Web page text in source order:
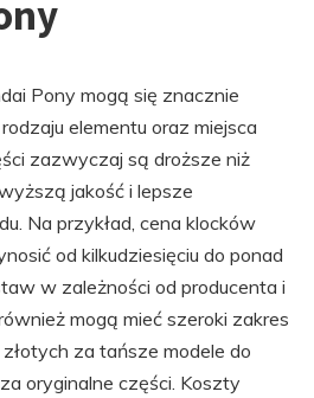
Pony mogą się znacznie
elementu oraz miejsca
zazwyczaj są droższe niż
jakość i lepsze
Na przykład, cena klocków
od kilkudziesięciu do ponad
w zależności od producenta i
mogą mieć szeroki zakres
za tańsze modele do
oryginalne części. Koszty